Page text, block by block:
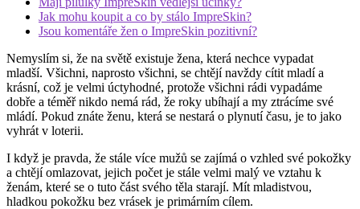
Jak mohu koupit a co by stálo ImpreSkin?
Jsou komentáře žen o ImpreSkin pozitivní?
Nemyslím si, že na světě existuje žena, která nechce vypadat
mladší. Všichni, naprosto všichni, se chtějí navždy cítit mladí a
krásní, což je velmi úctyhodné, protože všichni rádi vypadáme
dobře a téměř nikdo nemá rád, že roky ubíhají a my ztrácíme své
mládí. Pokud znáte ženu, která se nestará o plynutí času, je to jako
vyhrát v loterii.
I když je pravda, že stále více mužů se zajímá o vzhled své pokožky
a chtějí omlazovat, jejich počet je stále velmi malý ve vztahu k
ženám, které se o tuto část svého těla starají. Mít mladistvou,
hladkou pokožku bez vrásek je primárním cílem.